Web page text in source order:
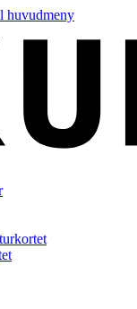
huvudmeny